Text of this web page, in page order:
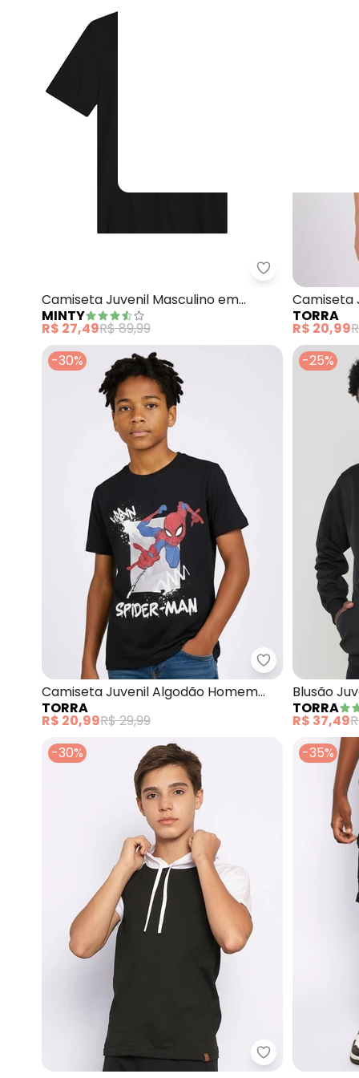
Minty -
Camiseta Juvenil Masculino em
Malhão Fruit (Preto)
MINTY
R$ 27,49R$ 89,99
Camiseta
Men
TORRA
R$ 20,99
-30%
Torra -
Camiseta Juvenil Algodão Homem
Aranha (Preta)
TORRA
R$ 20,99R$ 29,99
-25%
Blusão
(Preto)
TORRA
R$ 37,49
-30%
Torra -
-35%